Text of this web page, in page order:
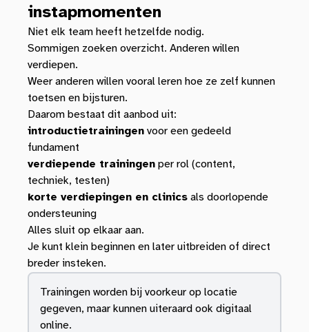
instapmomenten
Niet elk team heeft hetzelfde nodig.
Sommigen zoeken overzicht. Anderen willen
verdiepen.
Weer anderen willen vooral leren hoe ze zelf kunnen
toetsen en bijsturen.
Daarom bestaat dit aanbod uit:
introductietrainingen voor een gedeeld
fundament
verdiepende trainingen per rol (content,
techniek, testen)
korte verdiepingen en clinics als doorlopende
ondersteuning
Alles sluit op elkaar aan.
Je kunt klein beginnen en later uitbreiden of direct
breder insteken.
Trainingen worden bij voorkeur op locatie
gegeven, maar kunnen uiteraard ook digitaal
online.